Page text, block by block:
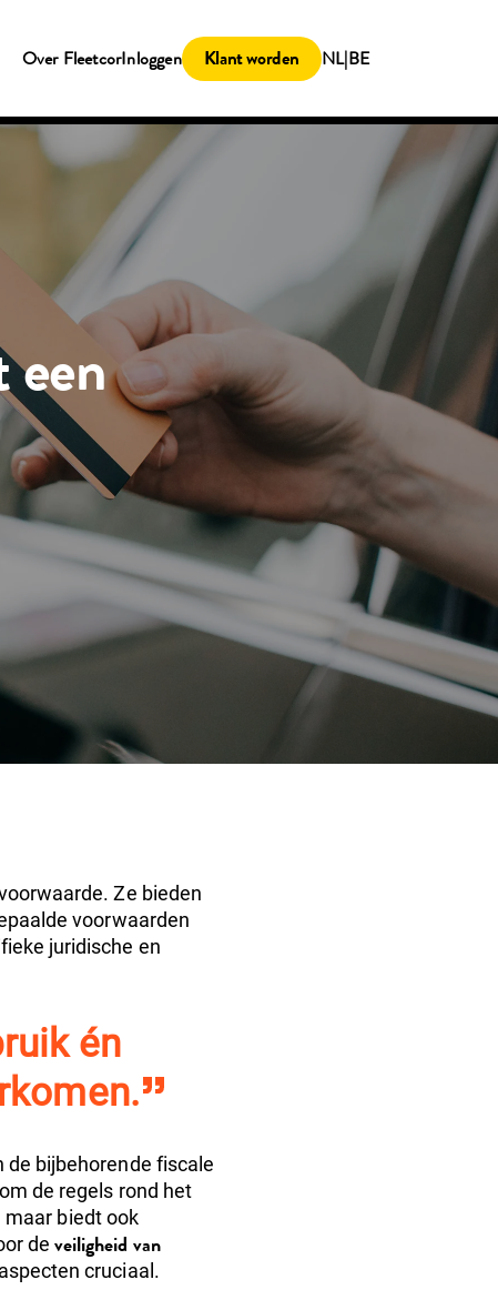
Over FleetcorInloggen Klant worden NL|BE
een
Ze bieden
voorwaarden
juridische en
én
de bijbehorende fiscale
de regels rond het
maar biedt ook
deveiligheid van
cruciaal.